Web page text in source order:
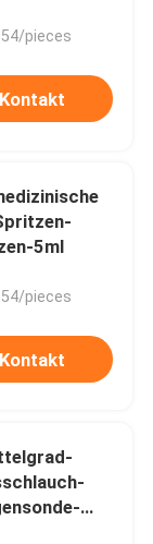
pieces
Kontakt
5ml
pieces
Kontakt